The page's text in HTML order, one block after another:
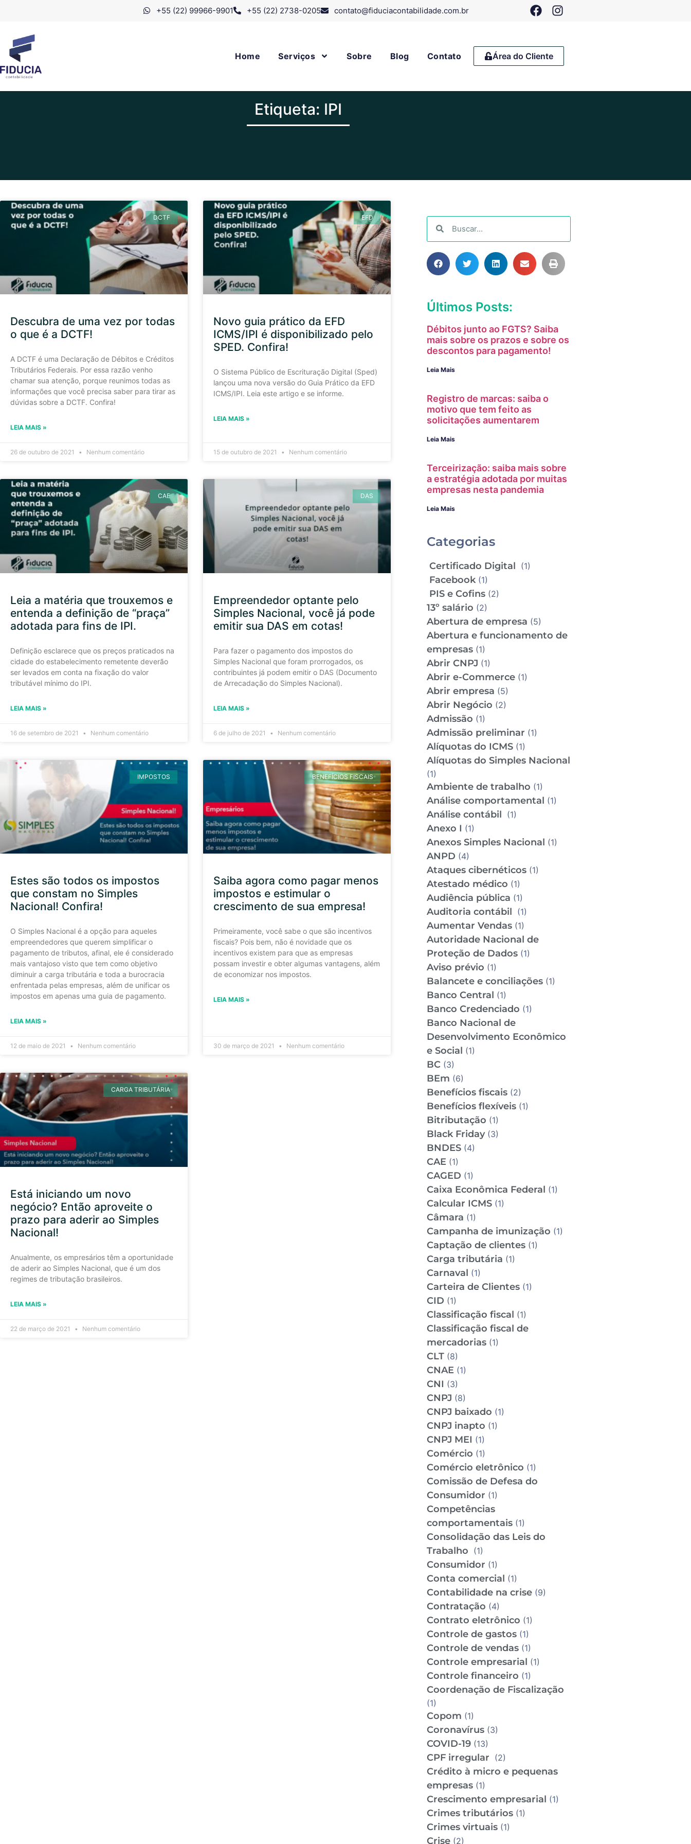
+55 (22) 99966-9901 +55 (22) 2738-0205 contato@fiduciacontabilidade.com.br
Home Serviços Sobre Blog Contato Área do Cliente
Etiqueta: IPI
DCTF
Descubra de uma vez por todas
o que é a DCTF!
A DCTF é uma Declaração de Débitos e Créditos
Tributários Federais. Por essa razão venho
chamar sua atenção, porque reunimos todas as
informações que você precisa saber para tirar as
dúvidas sobre a DCTF. Confira!
LEIA MAIS »
26 de outubro de 2021 Nenhum comentário
EFD
Novo guia prático da EFD
ICMS/IPI é disponibilizado pelo
SPED. Confira!
O Sistema Público de Escrituração Digital (Sped)
lançou uma nova versão do Guia Prático da EFD
ICMS/IPI. Leia este artigo e se informe.
LEIA MAIS »
15 de outubro de 2021 Nenhum comentário
CAE
Leia a matéria que trouxemos e
entenda a definição de “praça”
adotada para fins de IPI.
Definição esclarece que os preços praticados na
cidade do estabelecimento remetente deverão
ser levados em conta na fixação do valor
tributável mínimo do IPI.
LEIA MAIS »
16 de setembro de 2021 Nenhum comentário
DAS
Empreendedor optante pelo
Simples Nacional, você já pode
emitir sua DAS em cotas!
Para fazer o pagamento dos impostos do
Simples Nacional que foram prorrogados, os
contribuintes já podem emitir o DAS (Documento
de Arrecadação do Simples Nacional).
LEIA MAIS »
6 de julho de 2021 Nenhum comentário
IMPOSTOS
Estes são todos os impostos
que constam no Simples
Nacional! Confira!
O Simples Nacional é a opção para aqueles
empreendedores que querem simplificar o
pagamento de tributos, afinal, ele é considerado
mais vantajoso visto que tem como objetivo
diminuir a carga tributária e toda a burocracia
enfrentada pelas empresas, além de unificar os
impostos em apenas uma guia de pagamento.
LEIA MAIS »
12 de maio de 2021 Nenhum comentário
BENEFÍCIOS FISCAIS
Saiba agora como pagar menos
impostos e estimular o
crescimento de sua empresa!
Primeiramente, você sabe o que são incentivos
fiscais? Pois bem, não é novidade que os
incentivos existem para que as empresas
possam investir e obter algumas vantagens, além
de economizar nos impostos.
LEIA MAIS »
30 de março de 2021 Nenhum comentário
CARGA TRIBUTÁRIA
Está iniciando um novo
negócio? Então aproveite o
prazo para aderir ao Simples
Nacional!
Anualmente, os empresários têm a oportunidade
de aderir ao Simples Nacional, que é um dos
regimes de tributação brasileiros.
LEIA MAIS »
22 de março de 2021 Nenhum comentário
Últimos Posts:
Débitos junto ao FGTS? Saiba
mais sobre os prazos e sobre os
descontos para pagamento!
Leia Mais
Registro de marcas: saiba o
motivo que tem feito as
solicitações aumentarem
Leia Mais
Terceirização: saiba mais sobre
a estratégia adotada por muitas
empresas nesta pandemia
Leia Mais
Categorias
Certificado Digital (1)
Facebook(1)
PIS e Cofins(2)
13º salário (2)
Abertura de empresa (5)
Abertura e funcionamento de
empresas(1)
Abrir CNPJ (1)
Abrir e-Commerce(1)
Abrir empresa (5)
Abrir Negócio (2)
Admissão (1)
Admissão preliminar (1)
Alíquotas do ICMS(1)
Alíquotas do Simples Nacional
(1)
Ambiente de trabalho (1)
Análise comportamental (1)
Análise contábil (1)
Anexo I (1)
Anexos Simples Nacional (1)
ANPD (4)
Ataques cibernéticos(1)
Atestado médico (1)
Audiência pública (1)
Auditoria contábil (1)
Aumentar Vendas(1)
Autoridade Nacional de
Proteção de Dados(1)
Aviso prévio (1)
Balancete e conciliações(1)
Banco Central (1)
Banco Credenciado (1)
Banco Nacional de
Desenvolvimento Econômico
e Social (1)
BC(3)
BEm (6)
Benefícios fiscais(2)
Benefícios flexíveis(1)
Bitributação (1)
Black Friday(3)
BNDES(4)
CAE (1)
CAGED (1)
Caixa Econômica Federal (1)
Calcular ICMS(1)
Câmara (1)
Campanha de imunização (1)
Captação de clientes(1)
Carga tributária (1)
Carnaval (1)
Carteira de Clientes(1)
CID (1)
Classificação fiscal (1)
Classificação fiscal de
mercadorias(1)
CLT(8)
CNAE (1)
CNI (3)
CNPJ (8)
CNPJ baixado (1)
CNPJ inapto (1)
CNPJ MEI (1)
Comércio (1)
Comércio eletrônico (1)
Comissão de Defesa do
Consumidor (1)
Competências
comportamentais(1)
Consolidação das Leis do
Trabalho (1)
Consumidor (1)
Conta comercial (1)
Contabilidade na crise(9)
Contratação (4)
Contrato eletrônico (1)
Controle de gastos(1)
Controle de vendas(1)
Controle empresarial (1)
Controle financeiro (1)
Coordenação de Fiscalização
(1)
Copom (1)
Coronavírus(3)
COVID-19(13)
CPF irregular (2)
Crédito à micro e pequenas
empresas(1)
Crescimento empresarial (1)
Crimes tributários(1)
Crimes virtuais(1)
Crise(2)